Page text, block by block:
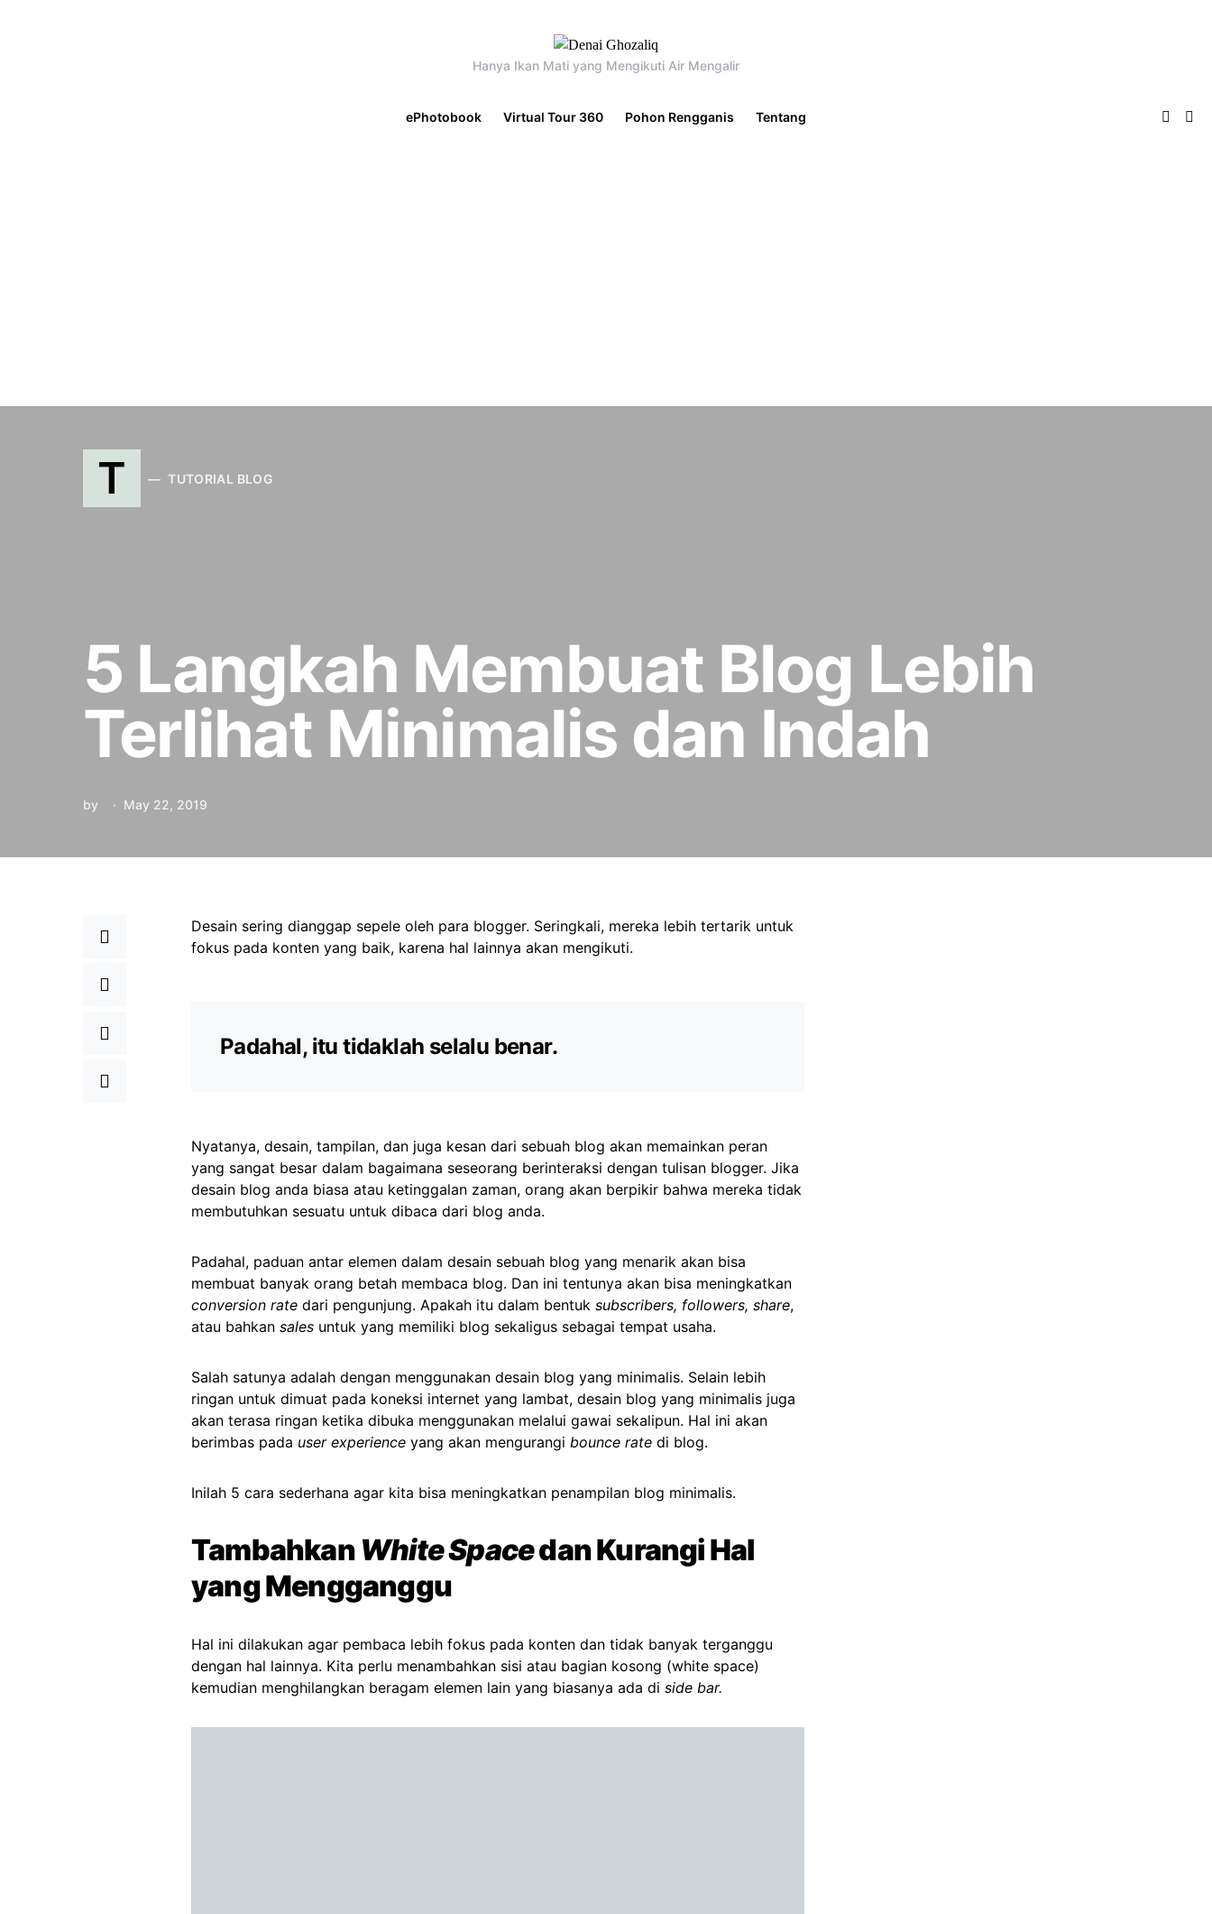
Hanya Ikan Mati yang Mengikuti Air Mengalir
ePhotobook Virtual Tour 360 Pohon Rengganis Tentang
T TUTORIAL BLOG
5 Langkah Membuat Blog Lebih
Terlihat Minimalis dan Indah
by May 22, 2019
Desain sering dianggap sepele oleh para blogger. Seringkali, mereka lebih tertarik untuk
fokus pada konten yang baik, karena hal lainnya akan mengikuti.
Padahal, itu tidaklah selalu benar.
Nyatanya, desain, tampilan, dan juga kesan dari sebuah blog akan memainkan peran
yang sangat besar dalam bagaimana seseorang berinteraksi dengan tulisan blogger. Jika
desain blog anda biasa atau ketinggalan zaman, orang akan berpikir bahwa mereka tidak
membutuhkan sesuatu untuk dibaca dari blog anda.
Padahal, paduan antar elemen dalam desain sebuah blog yang menarik akan bisa
membuat banyak orang betah membaca blog. Dan ini tentunya akan bisa meningkatkan
conversion rate dari pengunjung. Apakah itu dalam bentuk subscribers, followers, share,
atau bahkan sales untuk yang memiliki blog sekaligus sebagai tempat usaha.
Salah satunya adalah dengan menggunakan desain blog yang minimalis. Selain lebih
ringan untuk dimuat pada koneksi internet yang lambat, desain blog yang minimalis juga
akan terasa ringan ketika dibuka menggunakan melalui gawai sekalipun. Hal ini akan
berimbas pada user experience yang akan mengurangi bounce rate di blog.
Inilah 5 cara sederhana agar kita bisa meningkatkan penampilan blog minimalis.
Tambahkan White Spacedan Kurangi Hal
yang Mengganggu
Hal ini dilakukan agar pembaca lebih fokus pada konten dan tidak banyak terganggu
dengan hal lainnya. Kita perlu menambahkan sisi atau bagian kosong (white space)
kemudian menghilangkan beragam elemen lain yang biasanya ada di side bar.